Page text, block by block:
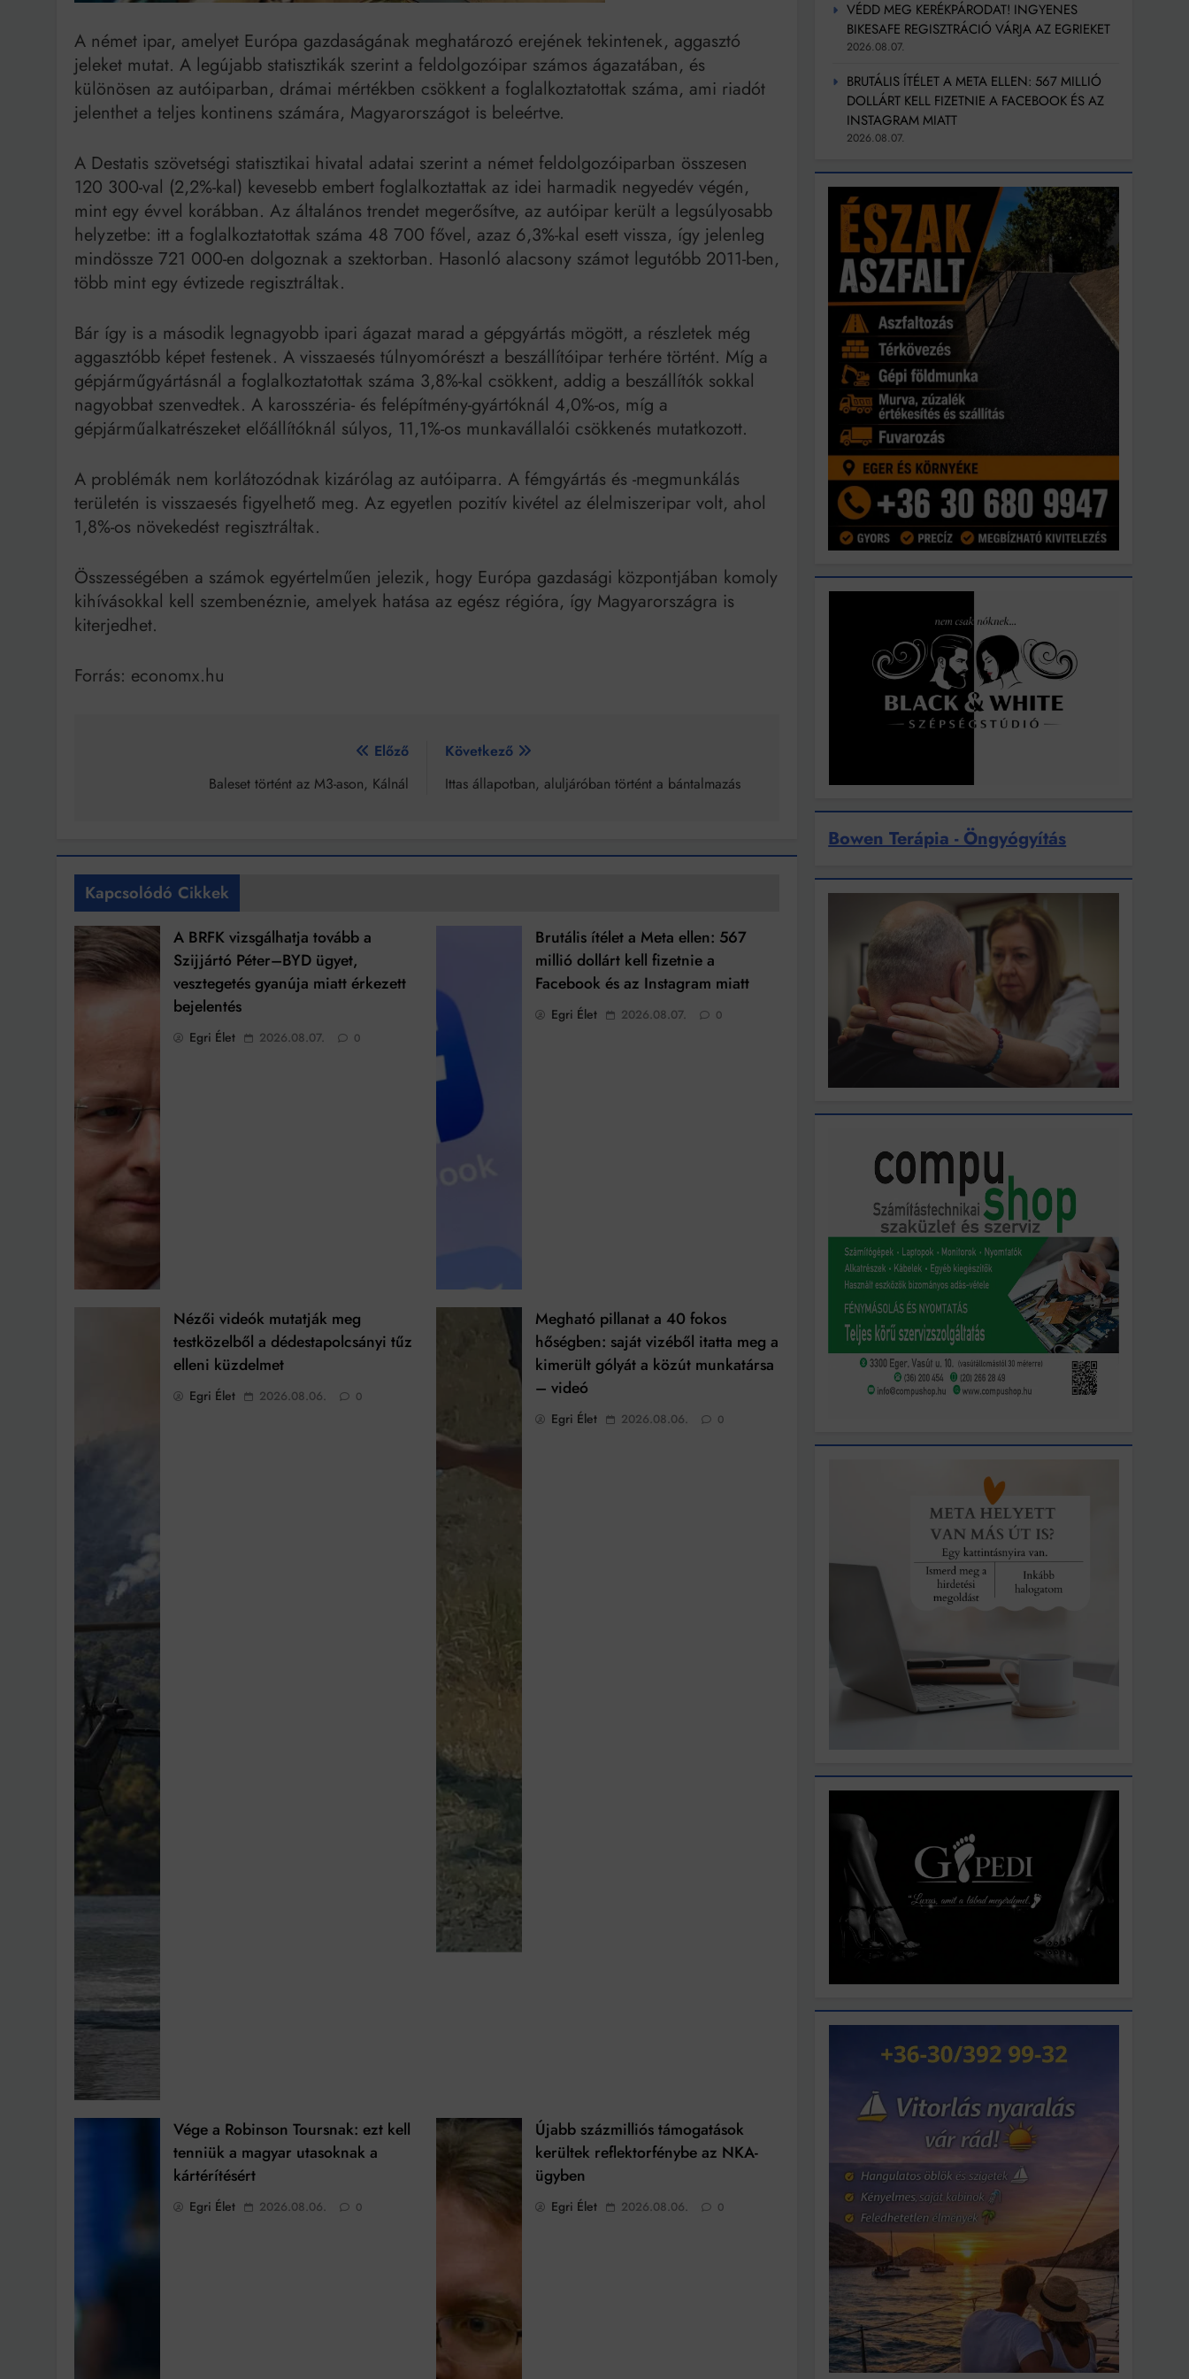
Mindenki a világot akarja uralni – de nem csak a 80-as években
Bitumenes lapostetők: a bevált technológia akkor működik, ha jól van felújítva
A német ipar, amelyet Európa gazdaságának meghatározó erejének tekintenek, aggasztó
jeleket mutat. A legújabb statisztikák szerint a feldolgozóipar számos ágazatában, és
különösen az autóiparban, drámai mértékben csökkent a foglalkoztatottak száma, ami riadót
jelenthet a teljes kontinens számára, Magyarországot is beleértve.
A Destatis szövetségi statisztikai hivatal adatai szerint a német feldolgozóiparban összesen
120 300-val (2,2%-kal) kevesebb embert foglalkoztattak az idei harmadik negyedév végén,
mint egy évvel korábban. Az általános trendet megerősítve, az autóipar került a legsúlyosabb
helyzetbe: itt a foglalkoztatottak száma 48 700 fővel, azaz 6,3%-kal esett vissza, így jelenleg
mindössze 721 000-en dolgoznak a szektorban. Hasonló alacsony számot legutóbb 2011-ben,
több mint egy évtizede regisztráltak.
Bár így is a második legnagyobb ipari ágazat marad a gépgyártás mögött, a részletek még
aggasztóbb képet festenek. A visszaesés túlnyomórészt a beszállítóipar terhére történt. Míg a
gépjárműgyártásnál a foglalkoztatottak száma 3,8%-kal csökkent, addig a beszállítók sokkal
nagyobbat szenvedtek. A karosszéria- és felépítmény-gyártóknál 4,0%-os, míg a
gépjárműalkatrészeket előállítóknál súlyos, 11,1%-os munkavállalói csökkenés mutatkozott.
A problémák nem korlátozódnak kizárólag az autóiparra. A fémgyártás és -megmunkálás
területén is visszaesés figyelhető meg. Az egyetlen pozitív kivétel az élelmiszeripar volt, ahol
1,8%-os növekedést regisztráltak.
Összességében a számok egyértelműen jelezik, hogy Európa gazdasági központjában komoly
kihívásokkal kell szembenéznie, amelyek hatása az egész régióra, így Magyarországra is
kiterjedhet.
Forrás: economx.hu
Előző
Baleset történt az M3-ason, Kálnál
Következő
Ittas állapotban, aluljáróban történt a bántalmazás
Kapcsolódó Cikkek
A BRFK vizsgálhatja tovább a
Szijjártó Péter–BYD ügyet,
vesztegetés gyanúja miatt érkezett
bejelentés
Egri Élet 2026.08.07. 0
Brutális ítélet a Meta ellen: 567
millió dollárt kell fizetnie a
Facebook és az Instagram miatt
Egri Élet 2026.08.07. 0
Nézői videók mutatják meg
testközelből a dédestapolcsányi tűz
elleni küzdelmet
Egri Élet 2026.08.06. 0
Megható pillanat a 40 fokos
hőségben: saját vizéből itatta meg a
kimerült gólyát a közút munkatársa
– videó
Egri Élet 2026.08.06. 0
Vége a Robinson Toursnak: ezt kell
tenniük a magyar utasoknak a
kártérítésért
Egri Élet 2026.08.06. 0
Újabb százmilliós támogatások
kerültek reflektorfénybe az NKA-
ügyben
Egri Élet 2026.08.06. 0
VÉDD MEG KERÉKPÁRODAT! INGYENES
BIKESAFE REGISZTRÁCIÓ VÁRJA AZ EGRIEKET
2026.08.07.
BRUTÁLIS ÍTÉLET A META ELLEN: 567 MILLIÓ
DOLLÁRT KELL FIZETNIE A FACEBOOK ÉS AZ
INSTAGRAM MIATT
2026.08.07.
Bowen Terápia - Öngyógyítás